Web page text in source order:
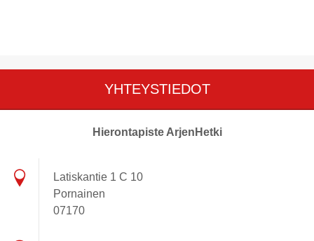
YHTEYSTIEDOT
Hierontapiste ArjenHetki
Latiskantie 1 C 10
Pornainen
07170